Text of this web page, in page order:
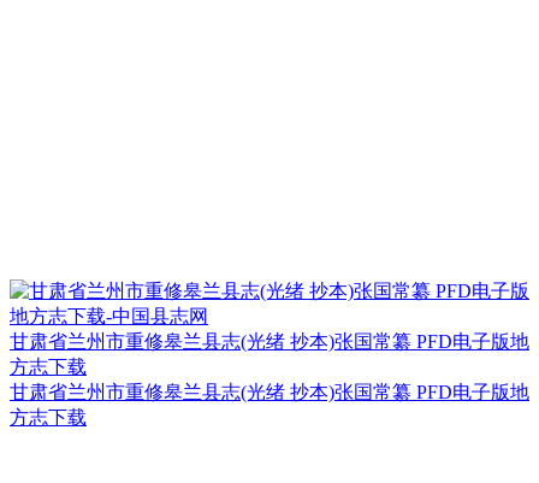
甘肃省兰州市重修皋兰县志(光绪 抄本)张国常纂 PFD电子版地
方志下载
甘肃省兰州市重修皋兰县志(光绪 抄本)张国常纂 PFD电子版地
方志下载